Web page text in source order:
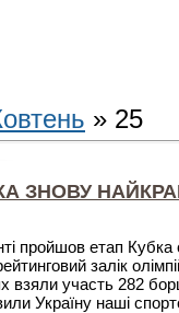
» 25
ЗНОВУ
пройшов етап Кубка
залік
взяли участь 282
Україну наші